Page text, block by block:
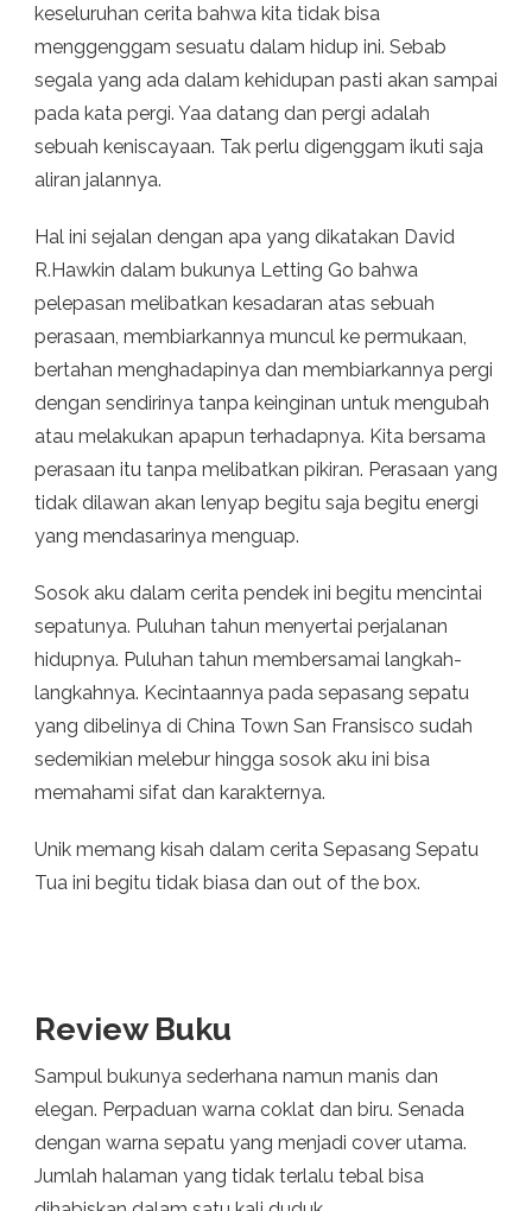
keseluruhan cerita bahwa kita tidak bisa
menggenggam sesuatu dalam hidup ini. Sebab
segala yang ada dalam kehidupan pasti akan sampai
pada kata pergi. Yaa datang dan pergi adalah
sebuah keniscayaan. Tak perlu digenggam ikuti saja
aliran jalannya.
Hal ini sejalan dengan apa yang dikatakan David
R.Hawkin dalam bukunya Letting Go bahwa
pelepasan melibatkan kesadaran atas sebuah
perasaan, membiarkannya muncul ke permukaan,
bertahan menghadapinya dan membiarkannya pergi
dengan sendirinya tanpa keinginan untuk mengubah
atau melakukan apapun terhadapnya. Kita bersama
perasaan itu tanpa melibatkan pikiran. Perasaan yang
tidak dilawan akan lenyap begitu saja begitu energi
yang mendasarinya menguap.
Sosok aku dalam cerita pendek ini begitu mencintai
sepatunya. Puluhan tahun menyertai perjalanan
hidupnya. Puluhan tahun membersamai langkah-
langkahnya. Kecintaannya pada sepasang sepatu
yang dibelinya di China Town San Fransisco sudah
sedemikian melebur hingga sosok aku ini bisa
memahami sifat dan karakternya.
Unik memang kisah dalam cerita Sepasang Sepatu
Tua ini begitu tidak biasa dan out of the box.
Review Buku
Sampul bukunya sederhana namun manis dan
elegan. Perpaduan warna coklat dan biru. Senada
dengan warna sepatu yang menjadi cover utama.
Jumlah halaman yang tidak terlalu tebal bisa